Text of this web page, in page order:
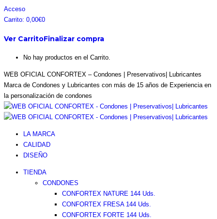
Saltar
al
Facebook
page
in
Instagram
page
in
Pinterest
page
in
Twitter
page
in
Acceso
Carrito: 0,00€0
Ver CarritoFinalizar compra
No hay productos en el Carrito.
WEB OFICIAL CONFORTEX – Condones | Preservativos| Lubricantes
Marca de Condones y Lubricantes con más de 15 años de Experiencia en
la personalización de condones
LA MARCA
CALIDAD
DISEÑO
TIENDA
CONDONES
CONFORTEX NATURE 144 Uds.
CONFORTEX FRESA 144 Uds.
CONFORTEX FORTE 144 Uds.